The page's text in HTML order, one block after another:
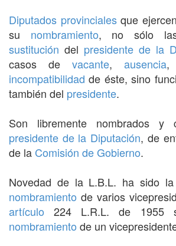
Diputados provincialesque
su nombramiento, no sólo
sustitución del presidente de la
casos de vacante, ausencia,
incompatibilidad de éste, sino
también del presidente.
Son libremente nombrados y
presidente de la Diputación, de
de la Comisión de Gobierno.
Novedad de la L.B.L. ha sido
nombramiento de varios
artículo 224 L.R.L. de 1955
nombramiento de un